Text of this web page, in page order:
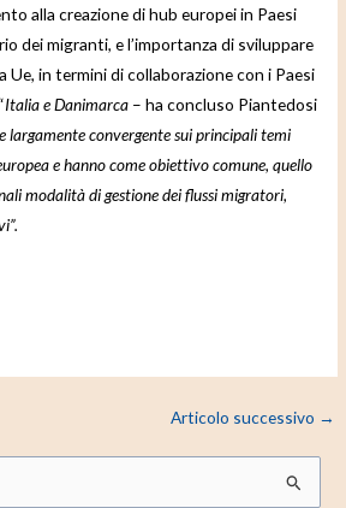
alla creazione di hub europei in Paesi
dei migranti, e l’importanza di sviluppare
Ue, in termini di collaborazione con i Paesi
Italia e Danimarca – ha concluso Piantedosi
largamente convergente sui principali temi
e hanno come obiettivo comune, quello
modalità di gestione dei flussi migratori,
Articolo successivo →